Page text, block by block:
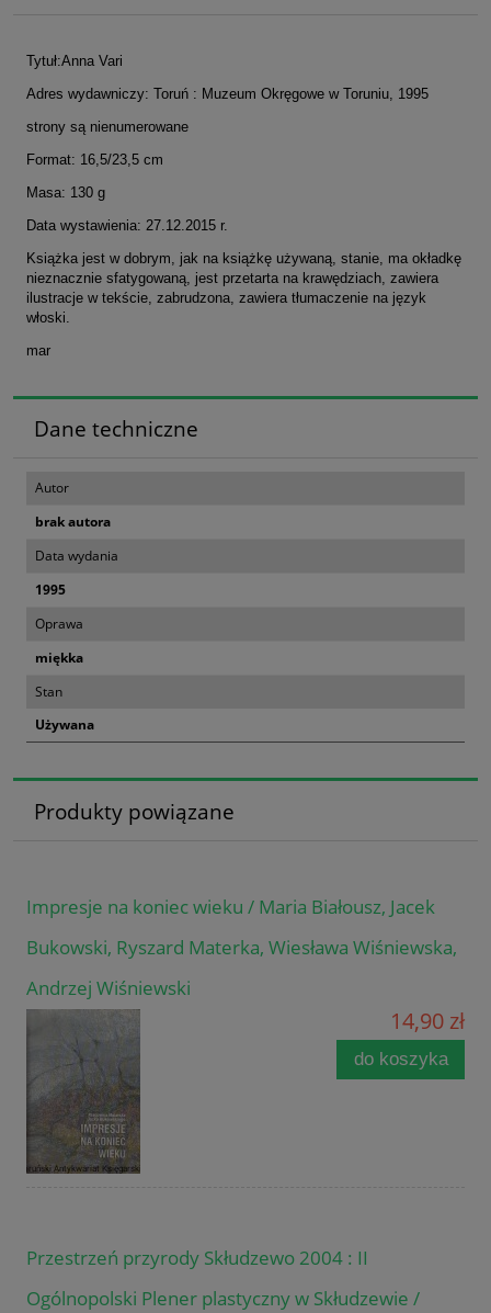
Tytuł:Anna Vari
Adres wydawniczy: Toruń : Muzeum Okręgowe w Toruniu, 1995
strony są nienumerowane
Format: 16,5/23,5 cm
Masa: 130 g
Data wystawienia: 27.12.2015 r.
Książka jest w dobrym, jak na książkę używaną, stanie, ma okładkę
nieznacznie sfatygowaną, jest przetarta na krawędziach, zawiera
ilustracje w tekście, zabrudzona, zawiera tłumaczenie na język
włoski.
mar
Dane techniczne
Autor
brak autora
Data wydania
1995
Oprawa
miękka
Stan
Używana
Produkty powiązane
Impresje na koniec wieku / Maria Białousz, Jacek
Bukowski, Ryszard Materka, Wiesława Wiśniewska,
Andrzej Wiśniewski
14,90 zł
do koszyka
Przestrzeń przyrody Skłudzewo 2004 : II
Ogólnopolski Plener plastyczny w Skłudzewie /